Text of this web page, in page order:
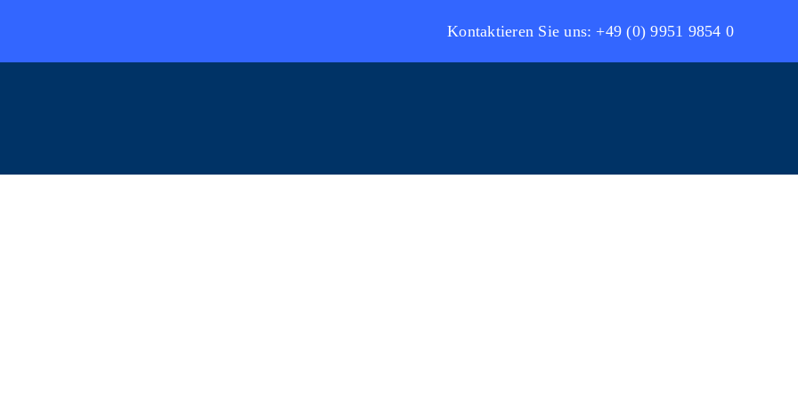
Kontaktieren Sie uns: +49 (0) 9951 9854 0